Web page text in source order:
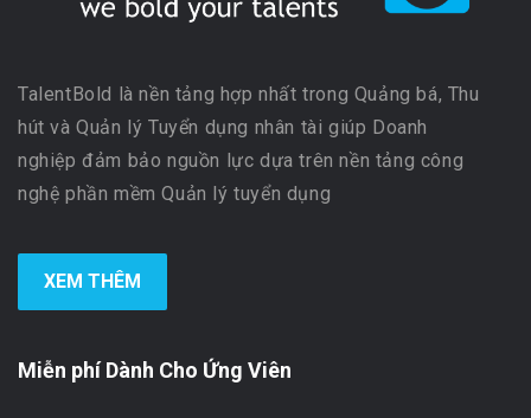
TalentBold là nền tảng hợp nhất trong Quảng bá, Thu
hút và Quản lý Tuyển dụng nhân tài giúp Doanh
nghiệp đảm bảo nguồn lực dựa trên nền tảng công
nghệ phần mềm Quản lý tuyển dụng
XEM THÊM
Miễn phí Dành Cho Ứng Viên